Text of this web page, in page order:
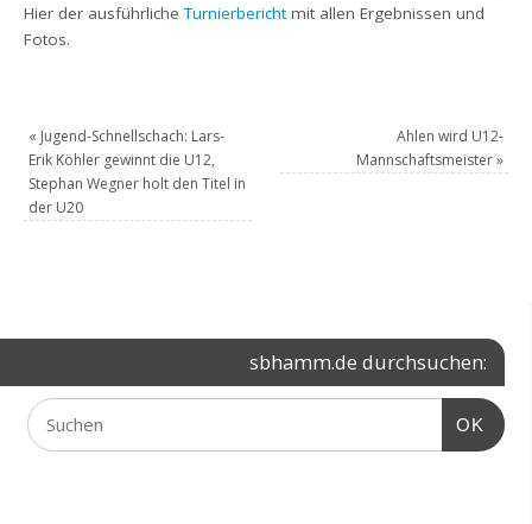
Hier der ausführlicheTurnierberichtmit allen Ergebnissen und
Fotos.
« Jugend-Schnellschach: Lars-
Erik Köhler gewinnt die U12,
Stephan Wegner holt den Titel in
der U20
Ahlen wird U12-
Mannschaftsmeister»
sbhamm.de durchsuchen:
OK